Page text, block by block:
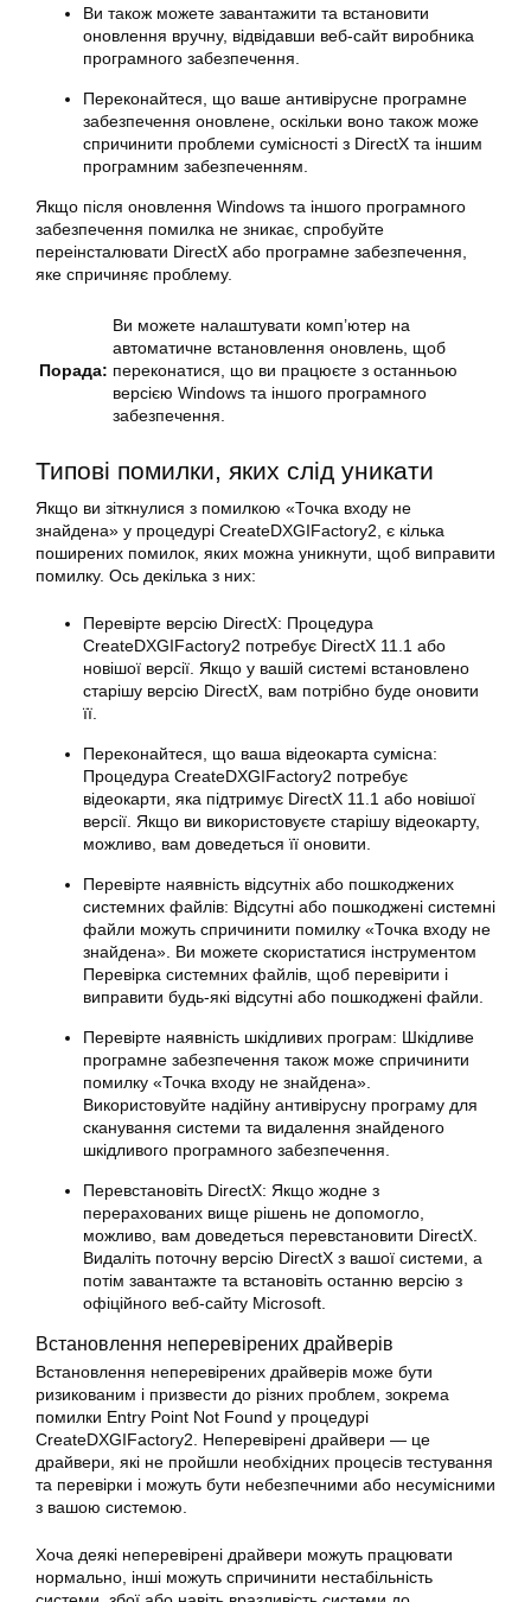
Ви також можете завантажити та встановити
оновлення вручну, відвідавши веб-сайт виробника
програмного забезпечення.
Переконайтеся, що ваше антивірусне програмне
забезпечення оновлене, оскільки воно також може
спричинити проблеми сумісності з DirectX та іншим
програмним забезпеченням.
Якщо після оновлення Windows та іншого програмного
забезпечення помилка не зникає, спробуйте
переінсталювати DirectX або програмне забезпечення,
яке спричиняє проблему.
Порада:
Ви можете налаштувати комп’ютер на
автоматичне встановлення оновлень, щоб
переконатися, що ви працюєте з останньою
версією Windows та іншого програмного
забезпечення.
Типові помилки, яких слід уникати
Якщо ви зіткнулися з помилкою «Точка входу не
знайдена» у процедурі CreateDXGIFactory2, є кілька
поширених помилок, яких можна уникнути, щоб виправити
помилку. Ось декілька з них:
Перевірте версію DirectX: Процедура
CreateDXGIFactory2 потребує DirectX 11.1 або
новішої версії. Якщо у вашій системі встановлено
старішу версію DirectX, вам потрібно буде оновити
її.
Переконайтеся, що ваша відеокарта сумісна:
Процедура CreateDXGIFactory2 потребує
відеокарти, яка підтримує DirectX 11.1 або новішої
версії. Якщо ви використовуєте старішу відеокарту,
можливо, вам доведеться її оновити.
Перевірте наявність відсутніх або пошкоджених
системних файлів: Відсутні або пошкоджені системні
файли можуть спричинити помилку «Точка входу не
знайдена». Ви можете скористатися інструментом
Перевірка системних файлів, щоб перевірити і
виправити будь-які відсутні або пошкоджені файли.
Перевірте наявність шкідливих програм: Шкідливе
програмне забезпечення також може спричинити
помилку «Точка входу не знайдена».
Використовуйте надійну антивірусну програму для
сканування системи та видалення знайденого
шкідливого програмного забезпечення.
Перевстановіть DirectX: Якщо жодне з
перерахованих вище рішень не допомогло,
можливо, вам доведеться перевстановити DirectX.
Видаліть поточну версію DirectX з вашої системи, а
потім завантажте та встановіть останню версію з
офіційного веб-сайту Microsoft.
Встановлення неперевірених драйверів
Встановлення неперевірених драйверів може бути
ризикованим і призвести до різних проблем, зокрема
помилки Entry Point Not Found у процедурі
CreateDXGIFactory2. Неперевірені драйвери — це
драйвери, які не пройшли необхідних процесів тестування
та перевірки і можуть бути небезпечними або несумісними
з вашою системою.
Хоча деякі неперевірені драйвери можуть працювати
нормально, інші можуть спричинити нестабільність